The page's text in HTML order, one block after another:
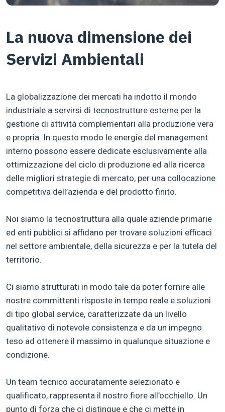
La nuova dimensione dei
Servizi Ambientali
La globalizzazione dei mercati ha indotto il mondo
industriale a servirsi di tecnostrutture esterne per la
gestione di attività complementari alla produzione vera
e propria. In questo modo le energie del management
interno possono essere dedicate esclusivamente alla
ottimizzazione del ciclo di produzione ed alla ricerca
delle migliori strategie di mercato, per una collocazione
competitiva dell’azienda e del prodotto finito.
Noi siamo la tecnostruttura alla quale aziende primarie
ed enti pubblici si affidano per trovare soluzioni efficaci
nel settore ambientale, della sicurezza e per la tutela del
territorio.
Ci siamo strutturati in modo tale da poter fornire alle
nostre committenti risposte in tempo reale e soluzioni
di tipo global service, caratterizzate da un livello
qualitativo di notevole consistenza e da un impegno
teso ad ottenere il massimo in qualunque situazione e
condizione.
Un team tecnico accuratamente selezionato e
qualificato, rappresenta il nostro fiore all’occhiello. Un
punto di forza che ci distingue e che ci mette in